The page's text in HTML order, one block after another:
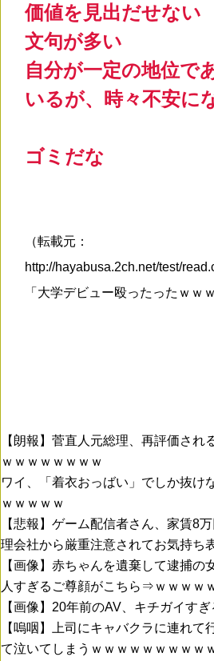
価値を見出だせない
文句が多い
自分が一定の地位で
いるが、時々不安に
ゴミだな
（転載元：
http://hayabusa.2ch.net/test/
「大学デビュー殴ったったｗｗ
【朗報】菅直人元総理、再評価され
ｗｗｗｗｗｗｗｗ
ワイ、「着衣おっばい」でしか抜け
ｗｗｗｗｗ
【悲報】ゲーム配信者さん、家賃8
理会社から厳重注意されてお気持ち
【画像】赤ちゃんを遺棄して逮捕の
人すぎるご尊顔がこちら⇒ｗｗｗｗ
【画像】20年前のAV、キチガイす
【嗚咽】上司にキャバクラに連れて
て泣いてしまうｗｗｗｗｗｗｗｗｗ